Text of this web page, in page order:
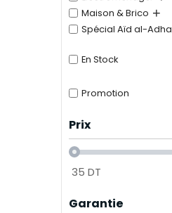
Maison & Brico +
Spécial Aïd al-Adha
En Stock
Promotion
Prix
35 DT
Garantie